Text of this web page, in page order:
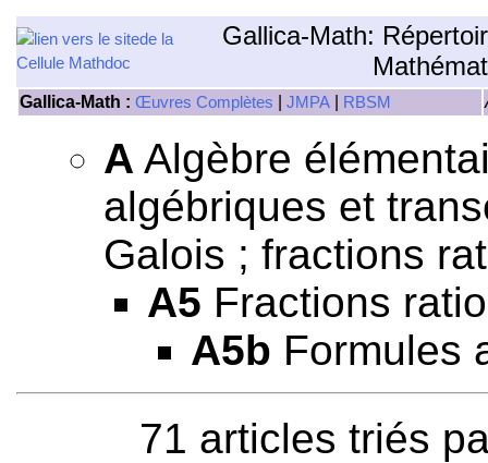
Gallica-Math:
Gallica-Math : Œuvres Complètes JMPA RBSM
A Algèbre
algébriques et
Galois ; fractions
A5 Fractions
A5b Formules
71 articles triés